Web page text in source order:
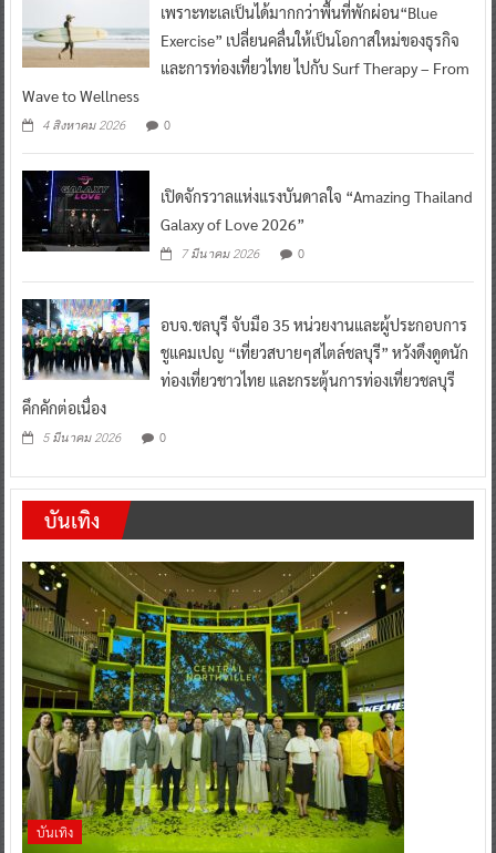
เพราะทะเลเป็นได้มากกว่าพื้นที่พักผ่อน“Blue
Exercise” เปลี่ยนคลื่นให้เป็นโอกาสใหม่ของธุรกิจ
และการท่องเที่ยวไทย ไปกับ Surf Therapy – From
Wave to Wellness
4 สิงหาคม 2026 0
เปิดจักรวาลแห่งแรงบันดาลใจ “Amazing Thailand
Galaxy of Love 2026”
7 มีนาคม 2026 0
อบจ.ชลบุรี จับมือ 35 หน่วยงานและผู้ประกอบการ
ชูแคมเปญ “เที่ยวสบายๆสไตล์ชลบุรี” หวังดึงดูดนัก
ท่องเที่ยวชาวไทย และกระตุ้นการท่องเที่ยวชลบุรี
คึกคักต่อเนื่อง
5 มีนาคม 2026 0
บันเทิง
บันเทิง